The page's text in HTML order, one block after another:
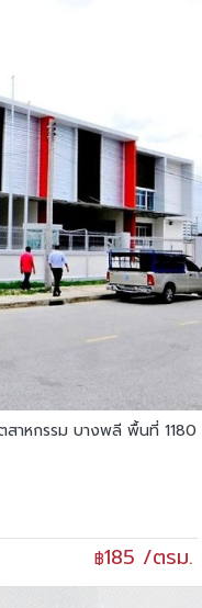
สาหกรรม บางพลี พื้นที่ 1180
฿185 /ตรม.